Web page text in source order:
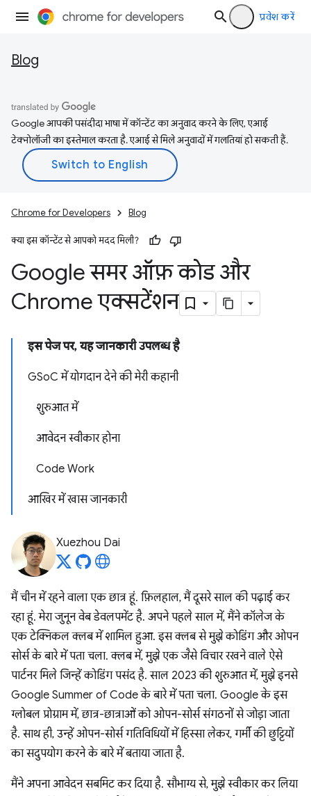
प्रवेश करें
Blog
Google आपकी पसंदीदा भाषा में कॉन्टेंट का अनुवाद करने के लिए, एआई
टेक्नोलॉजी का इस्तेमाल करता है. एआई से मिले अनुवादों में गलतियां हो सकती हैं.
Chrome for Developers Blog
क्या इस कॉन्टेंट से आपको मदद मिली?
Google समर ऑफ़ कोड और
Chrome एक्सटेंशन
इस पेज पर, यह जानकारी उपलब्ध है
GSoC में योगदान देने की मेरी कहानी
शुरुआत में
आवेदन स्वीकार होना
Code Work
आखिर में खास जानकारी
Xuezhou Dai
मैं चीन में रहने वाला एक छात्र हूं. फ़िलहाल, मैं दूसरे साल की पढ़ाई कर
रहा हूं. मेरा जुनून वेब डेवलपमेंट है. अपने पहले साल में, मैंने कॉलेज के
एक टेक्निकल क्लब में शामिल हुआ. इस क्लब से मुझे कोडिंग और ओपन
सोर्स के बारे में पता चला. क्लब में, मुझे एक जैसे विचार रखने वाले ऐसे
पार्टनर मिले जिन्हें कोडिंग पसंद है. साल 2023 की शुरुआत में, मुझे इनसे
Google Summer of Code के बारे में पता चला. Google के इस
ग्लोबल प्रोग्राम में, छात्र-छात्राओं को ओपन-सोर्स संगठनों से जोड़ा जाता
है. साथ ही, उन्हें ओपन-सोर्स गतिविधियों में हिस्सा लेकर, गर्मी की छुट्टियों
का सदुपयोग करने के बारे में बताया जाता है.
मैंने अपना आवेदन सबमिट कर दिया है. सौभाग्य से, मुझे स्वीकार कर लिया